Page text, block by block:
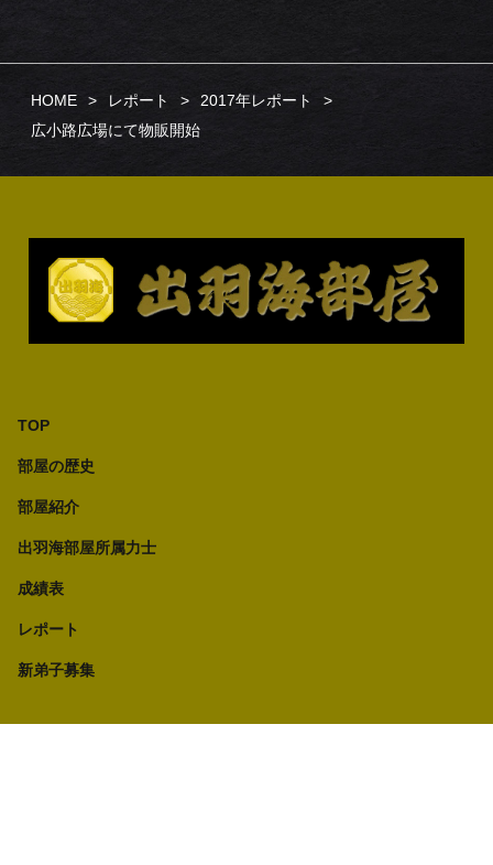
HOME レポート
2017年レポート
広小路広場にて物販開始
TOP
部屋の歴史
部屋紹介
出羽海部屋所属力士
成績表
レポート
新弟子募集